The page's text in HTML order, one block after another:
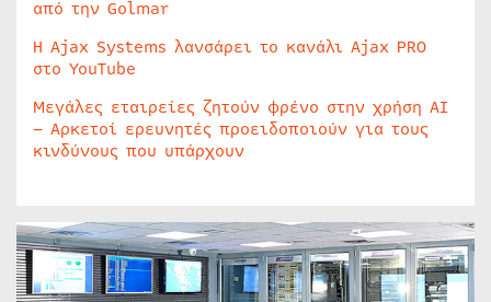
από την Golmar
Η Ajax Systems λανσάρει το κανάλι Ajax PRO
στο YouTube
Μεγάλες εταιρείες ζητούν φρένο στην χρήση AI
– Αρκετοί ερευνητές προειδοποιούν για τους
κινδύνους που υπάρχουν